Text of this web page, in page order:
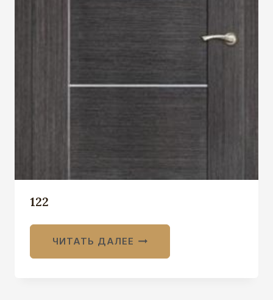
122
ЧИТАТЬ ДАЛЕЕ